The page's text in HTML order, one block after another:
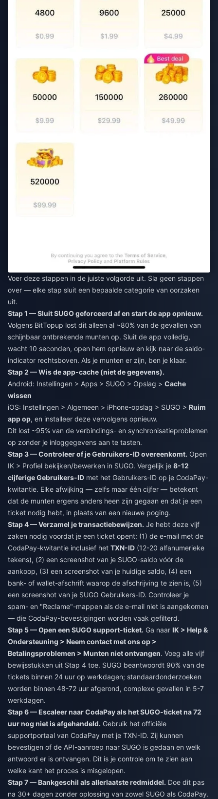
Voer deze stappen in de juiste volgorde uit. Sla geen stappen
over — elke stap sluit een bepaalde categorie van oorzaken
uit.
Stap 1 — Sluit SUGO geforceerd af en start de app opnieuw.
Volgens BitTopup lost dit alleen al ~80% van de gevallen van
schijnbaar ontbrekende munten op. Sluit de app volledig,
wacht 10 seconden, open hem opnieuw en kijk naar de saldo-
indicator rechtsboven. Als je munten er zijn, ben je klaar.
Stap 2 — Wis de app-cache (niet de gegevens).
Android: Instellingen > Apps > SUGO > Opslag > Cache
wissen
iOS: Instellingen > Algemeen > iPhone-opslag > SUGO > Ruim
app op, en installeer deze vervolgens opnieuw.
Dit lost ~95% van de verbindings- en synchronisatieproblemen
op zonder je inloggegevens aan te tasten.
Stap 3 — Controleer of je Gebruikers-ID overeenkomt. Open
IK > Profiel bekijken/bewerken in SUGO. Vergelijk je 8-12
cijferige Gebruikers-ID met het Gebruikers-ID op je CodaPay-
kwitantie. Elke afwijking — zelfs maar één cijfer — betekent
dat de munten ergens anders heen zijn gegaan en dat je een
ticket nodig hebt, in plaats van een nieuwe poging.
Stap 4 — Verzamel je transactiebewijzen. Je hebt deze vijf
zaken nodig voordat je een ticket opent: (1) de e-mail met de
CodaPay-kwitantie inclusief het TXN-ID (12-20 alfanumerieke
tekens), (2) een screenshot van je SUGO-saldo vóór de
aankoop, (3) een screenshot van je huidige saldo, (4) een
bank- of wallet-afschrift waarop de afschrijving te zien is, (5)
een screenshot van je SUGO Gebruikers-ID. Controleer je
spam- en "Reclame"-mappen als de e-mail niet is aangekomen
— die CodaPay-bevestigingen worden vaak gefilterd.
Stap 5 — Open een SUGO support-ticket. Ga naar IK > Help &
Ondersteuning > Neem contact met ons op >
Betalingsproblemen > Munten niet ontvangen. Voeg alle vijf
bewijsstukken uit Stap 4 toe. SUGO beantwoordt 90% van de
tickets binnen 24 uur op werkdagen; standaardonderzoeken
worden binnen 48-72 uur afgerond, complexe gevallen in 5-7
werkdagen.
Stap 6 — Escaleer naar CodaPay als het SUGO-ticket na 72
uur nog niet is afgehandeld. Gebruik het officiële
supportportaal van CodaPay met je TXN-ID. Zij kunnen
bevestigen of de API-aanroep naar SUGO is gedaan en welk
antwoord er is ontvangen. Dit is je controle om te zien aan
welke kant het proces is misgelopen.
Stap 7 — Bankgeschil als allerlaatste redmiddel. Doe dit pas
na 30+ dagen zonder oplossing van zowel SUGO als CodaPay.